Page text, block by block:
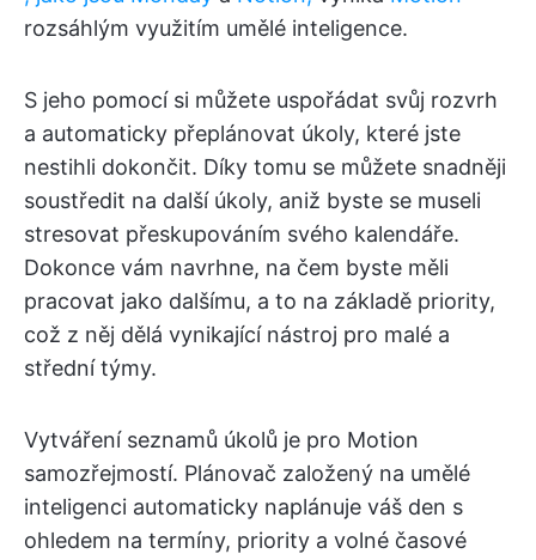
rozsáhlým využitím umělé inteligence.
S jeho pomocí si můžete uspořádat svůj rozvrh
a automaticky přeplánovat úkoly, které jste
nestihli dokončit. Díky tomu se můžete snadněji
soustředit na další úkoly, aniž byste se museli
stresovat přeskupováním svého kalendáře.
Dokonce vám navrhne, na čem byste měli
pracovat jako dalšímu, a to na základě priority,
což z něj dělá vynikající nástroj pro malé a
střední týmy.
Vytváření seznamů úkolů je pro Motion
samozřejmostí. Plánovač založený na umělé
inteligenci automaticky naplánuje váš den s
ohledem na termíny, priority a volné časové